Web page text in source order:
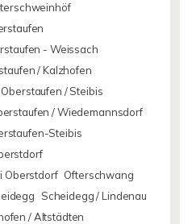
- Weissach
/ Kalzhofen
Oberstaufen / Steibis
/ Wiedemannsdorf
Steibis
Oberstdorf Ofterschwang
Scheidegg / Lindenau
/ Altstädten